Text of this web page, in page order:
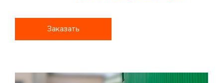
Заказать